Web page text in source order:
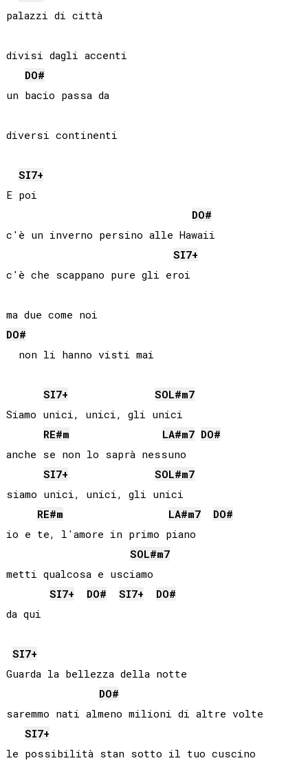
palazzi di città
divisi dagli accenti
DO#
un bacio passa da
diversi continenti
SI7+
E poi
DO#
c'è un inverno persino alle Hawaii
SI7+
c'è che scappano pure gli eroi
DO#
  non li hanno visti mai
SI7+ SOL#m7
Siamo unici, unici, gli unici
RE#m LA#m7 DO#
anche se non lo saprà nessuno
SI7+ SOL#m7
siamo unici, unici, gli unici
RE#m LA#m7
DO#
io e te, l'amore in primo piano
SOL#m7
metti qualcosa e usciamo
SI7+ DO# SI7+
DO#
da qui
SI7+
Guarda la bellezza della notte
DO#
saremmo nati almeno milioni di altre volte
SI7+
le possibilità stan sotto il tuo cuscino